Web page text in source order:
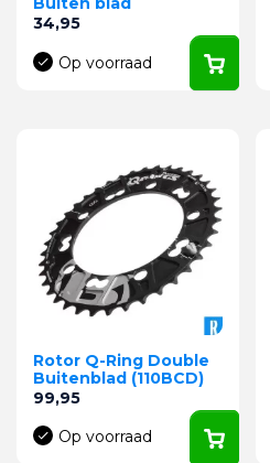
Prijs
34,95
Op voorraad
Rotor Q-Ring Double
Buitenblad (110BCD)
Prijs
99,95
Op voorraad